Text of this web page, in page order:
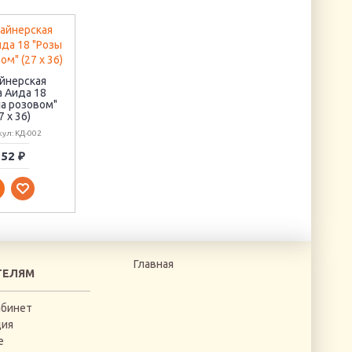
Аида 18
розовом"
х 36)
КД-002
₽
Главная